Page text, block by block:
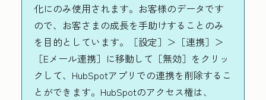
化にのみ使用されます。お客様のデータです
ので、お客さまの成長を手助けすることのみ
を目的としています。［設定］＞［連携］＞
［Eメール連携］に移動して［無効］をクリッ
クして、HubSpotアプリでの連携を削除するこ
とができます。HubSpotのアクセス権は、